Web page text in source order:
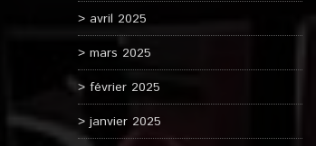
avril 2025
mars 2025
février 2025
janvier 2025